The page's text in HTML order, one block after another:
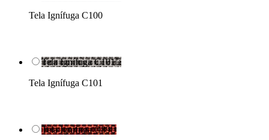
Tela Ignífuga C100
Tela Ignífuga C101
Tela Ignífuga C101
Tela Ignífuga C89